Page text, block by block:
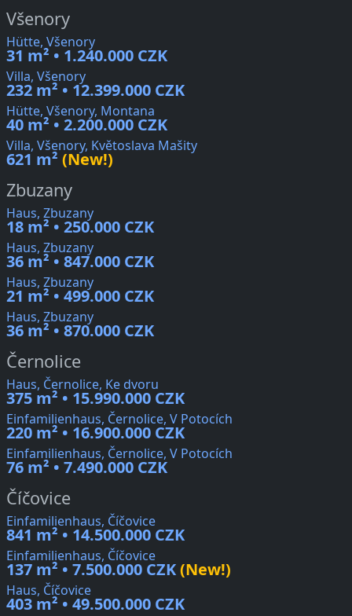
Všenory
Hütte, Všenory
31 m² • 1.240.000 CZK
Villa, Všenory
232 m² • 12.399.000 CZK
Hütte, Všenory, Montana
40 m² • 2.200.000 CZK
Villa, Všenory, Květoslava Mašity
621 m² (New!)
Zbuzany
Haus, Zbuzany
18 m² • 250.000 CZK
Haus, Zbuzany
36 m² • 847.000 CZK
Haus, Zbuzany
21 m² • 499.000 CZK
Haus, Zbuzany
36 m² • 870.000 CZK
Černolice
Haus, Černolice, Ke dvoru
375 m² • 15.990.000 CZK
Einfamilienhaus, Černolice, V Potocích
220 m² • 16.900.000 CZK
Einfamilienhaus, Černolice, V Potocích
76 m² • 7.490.000 CZK
Číčovice
Einfamilienhaus, Číčovice
841 m² • 14.500.000 CZK
Einfamilienhaus, Číčovice
137 m² • 7.500.000 CZK(New!)
Haus, Číčovice
403 m² • 49.500.000 CZK